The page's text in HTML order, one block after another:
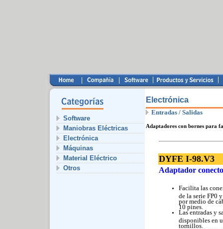
Software
Maniobras Eléctricas
Electrónica
Máquinas
Material Eléctrico
Otros
Electrónica
Entradas / Salidas
Adaptadores con bornes para
DYFE I-98.V3
Adaptador
Facilita las
de la serie FP0
por medio de
10 pines.
Las entradas y
disponibles en
tornillos.